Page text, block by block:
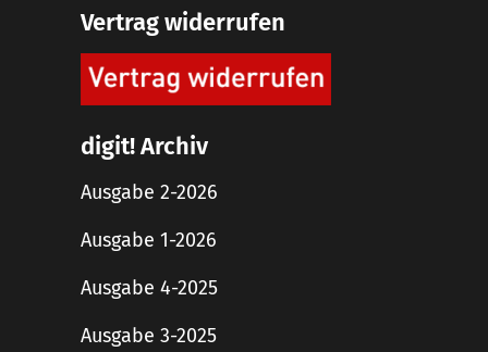
Vertrag widerrufen
digit! Archiv
Ausgabe 2-2026
Ausgabe 1-2026
Ausgabe 4-2025
Ausgabe 3-2025